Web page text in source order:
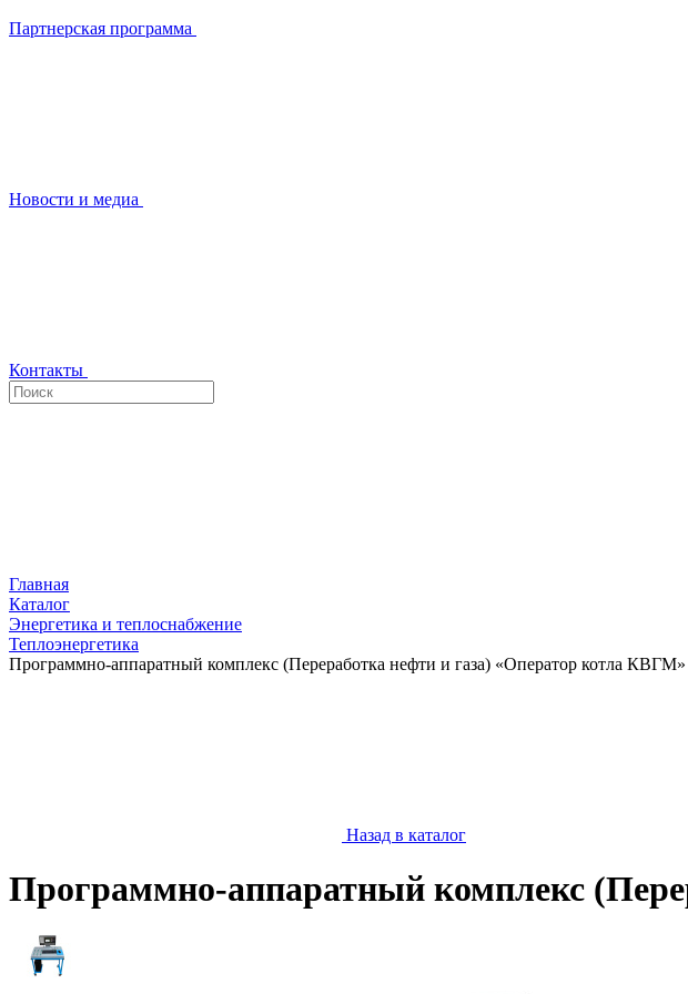
Партнерская программа
Новости и медиа
Контакты
Главная
Каталог
Энергетика и теплоснабжение
Теплоэнергетика
Программно-аппаратный комплекс (Переработка нефти и газа) «Оператор котла КВГМ»
Назад в каталог
Программно-аппаратный комплекс